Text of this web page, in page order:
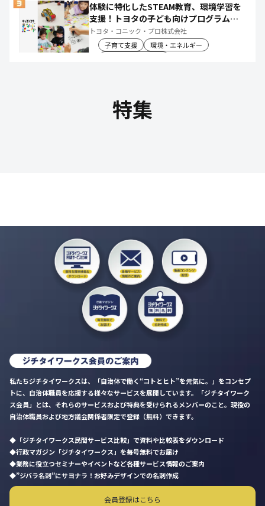
体験に特化したSTEAM教育、環境学習を
支援！トヨタの子ども向けプログラムで
社会や将来について楽しく学べる体験機
会を創出
トヨタ・コニック・プロ株式会社
子育て支援
環境・エネルギー
特集
私たちジチタイワークスは、「自治体で働く“コトとヒト”を元気に。」をコンセプ
トに、自治体職員を応援する様々なサービスを展開しています。「ジチタイワーク
ス会員」とは、それらのサービスおよび特典を受けられるメンバーのこと。現役の
自治体職員および地方議会関係者限定で登録（無料）できます。
「ジチタイワークス民間サービス比較」で資料や比較表をダウンロード
行政マガジン「ジチタイワークス」を毎号無料でお届け
業務に役立つセミナーやイベントなど各種サービス情報のご案内
”ジバラ名刺”にサヨナラ！お好みデザインでの名刺作成
会員登録はこちら